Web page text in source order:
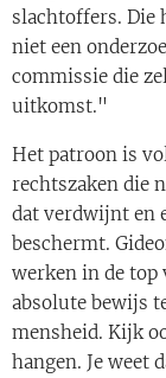
slachtoffers. Die
niet een
commissie die
uitkomst."
Het patroon is
rechtszaken die
dat verdwijnt en
beschermt.
werken in de top
absolute bewijs
mensheid. Kijk
hangen. Je weet